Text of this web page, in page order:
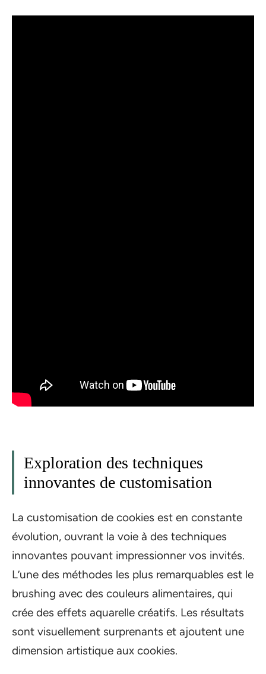
Exploration des techniques
innovantes de customisation
La customisation de cookies est en constante
évolution, ouvrant la voie à des techniques
innovantes pouvant impressionner vos invités.
L’une des méthodes les plus remarquables est le
brushing avec des couleurs alimentaires, qui
crée des effets aquarelle créatifs. Les résultats
sont visuellement surprenants et ajoutent une
dimension artistique aux cookies.